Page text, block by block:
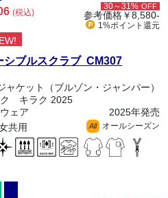
(税込)
30～31% OFF
参考価格￥8,580-
1%ポイント 還元
シブルスクラブ CM307
ャケット（ブルゾン・ジャンパー）
ク キラク 2025
ェア
2025年発売
共用
All オールシーズン